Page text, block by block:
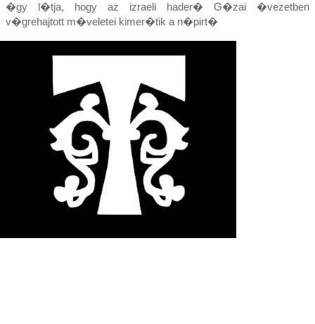
�gy l�tja, hogy az izraeli hader� G�zai �vezetben
v�grehajtott m�veletei kimer�tik a n�pirt�